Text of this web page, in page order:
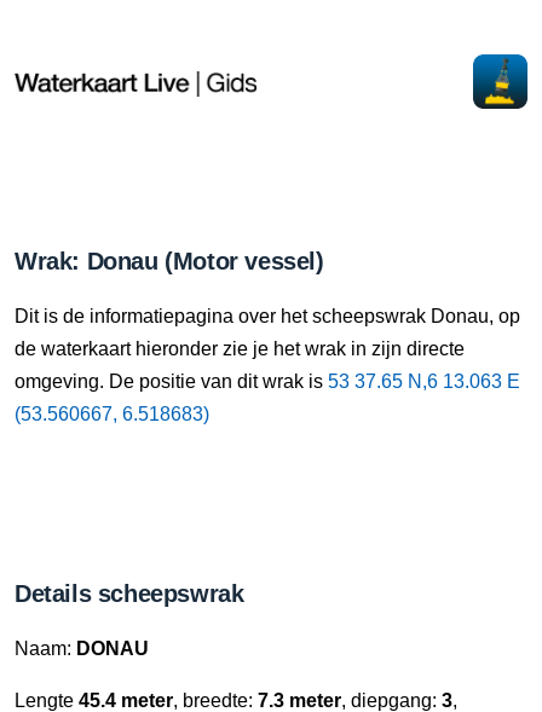
Wrak: Donau (Motor vessel)
Dit is de informatiepagina over het scheepswrak Donau, op
de waterkaart hieronder zie je het wrak in zijn directe
omgeving. De positie van dit wrak is 53 37.65 N,6 13.063 E
(53.560667, 6.518683)
Details scheepswrak
Naam: DONAU
Lengte 45.4 meter, breedte: 7.3 meter, diepgang: 3,